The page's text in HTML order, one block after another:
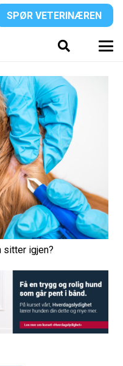
SPØR VETERINÆREN
sitter igjen?